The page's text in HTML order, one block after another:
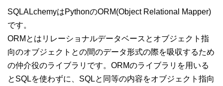
SQLALchemyはPythonのORM(Object Relational Mapper)
です。
ORMとはリレーショナルデータベースとオブジェクト指
向のオブジェクトとの間のデータ形式の際を吸収するため
の仲介役のライブラリです。ORMのライブラリを用いる
とSQLを使わずに、SQLと同等の内容をオブジェクト指向